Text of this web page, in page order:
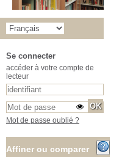
Se connecter
accéder à votre compte de
lecteur
Mot de passe oublié ?
Affiner ou comparer